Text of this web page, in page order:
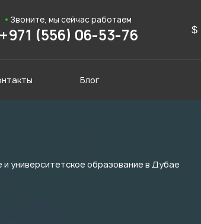
Звоните, мы сейчас работаем
+971 (556) 06-53-76
Блог
университетское образование в Дубае